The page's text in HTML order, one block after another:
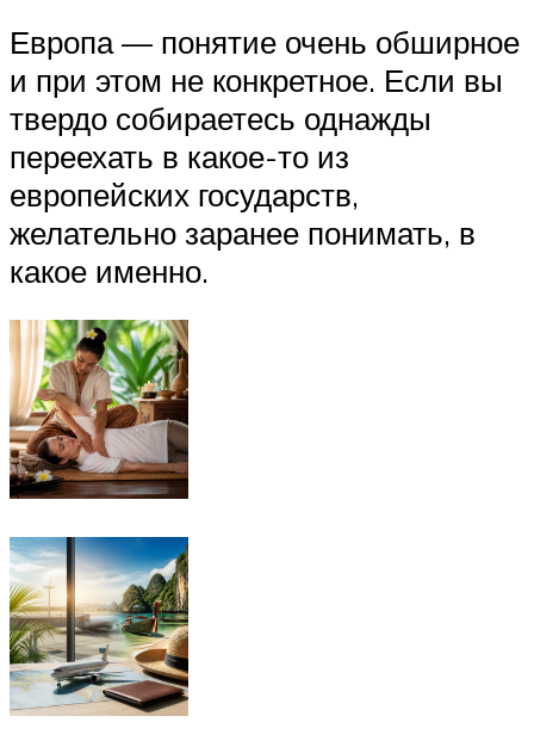
Европа — понятие очень обширное
и при этом не конкретное. Если вы
твердо собираетесь однажды
переехать в какое-то из
европейских государств,
желательно заранее понимать, в
какое именно.